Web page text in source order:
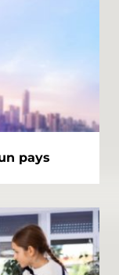
pays